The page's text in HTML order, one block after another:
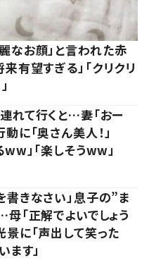
なお顔」と言われた赤
有望すぎる」「クリクリ
れて行くと…妻「おー
に「奥さん美人！」
」「楽しそうww」
書きなさい」息子の”ま
「正解でよいでしょう
に「声出して笑った
ます」